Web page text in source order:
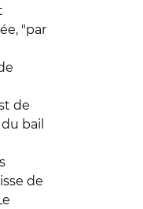
"par
de
bail
de